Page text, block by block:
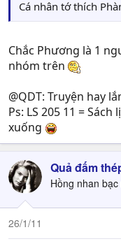
Cá nhân tớ thích
Chắc Phương là 1
nhóm trên
@QDT: Truyện hay
Ps: LS 205 11 =
xuống
Quả đấm
Hồng nhan bạc
26/1/11